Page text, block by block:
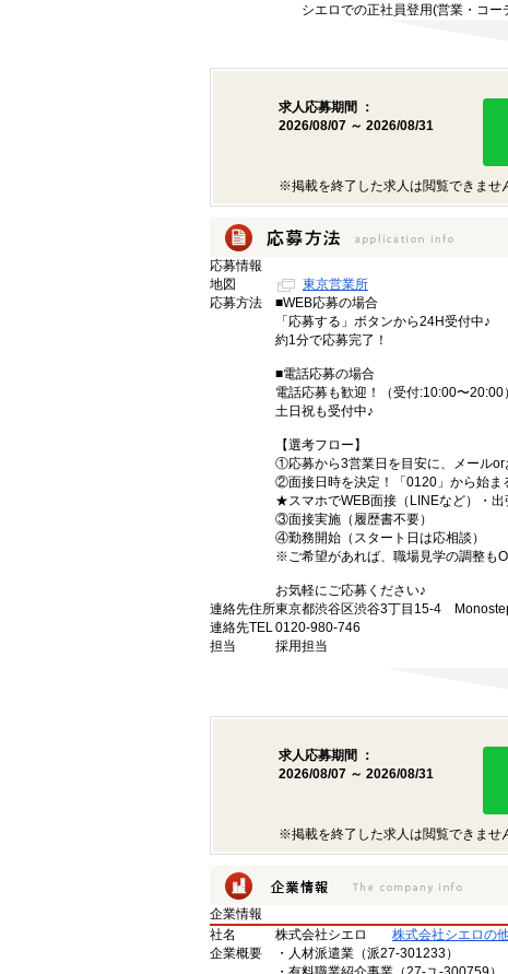
シエロでの正社員登用(営業・コー
求人応募期間 ：
2026/08/07 ～ 2026/08/31
※掲載を終了した求人は閲覧できませ
応募情報
地図
東京営業所
応募方法
■WEB応募の場合
「応募する」ボタンから24H受付中♪
約1分で応募完了！
■電話応募の場合
電話応募も歓迎！（受付:10:00〜20:00）
土日祝も受付中♪
【選考フロー】
①応募から3営業日を目安に、メールor
②面接日時を決定！「0120」から始ま
★スマホでWEB面接（LINEなど）・
③面接実施（履歴書不要）
④勤務開始（スタート日は応相談）
※ご希望があれば、職場見学の調整も
お気軽にご応募ください♪
連絡先住所東京都渋谷区渋谷3丁目15-4
連絡先TEL0120-980-746
担当
採用担当
求人応募期間 ：
2026/08/07 ～ 2026/08/31
※掲載を終了した求人は閲覧できませ
企業情報
社名
株式会社シエロ
株式会社シエロの
企業概要
・人材派遣業（派27-301233）